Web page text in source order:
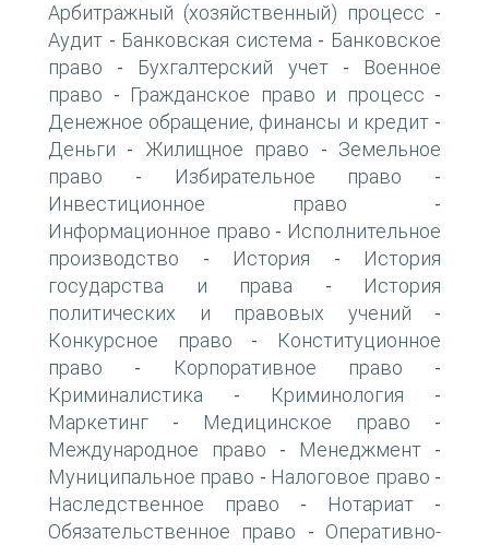
Арбитражный (хозяйственный) процесс -
Аудит - Банковская система - Банковское
право - Бухгалтерский учет-
Военное
право - Гражданское право и процесс -
Денежное обращение, финансы и кредит-
Деньги - Жилищное право - Земельное
право - Избирательное право -
Инвестиционное право -
Информационное право - Исполнительное
производство - История -
История
государства и права -
История
политических и правовых учений -
Конкурсное право -
Конституционное
право - Корпоративное право -
Криминалистика - Криминология -
Маркетинг - Медицинское право -
Международное право - Менеджмент -
Муниципальное право - Налоговое право -
Наследственное право - Нотариат -
Обязательственное право - Оперативно-